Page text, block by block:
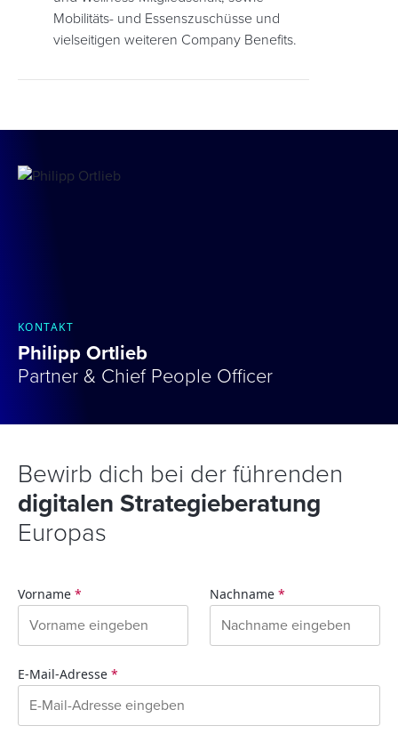
Mobilitäts- und Essenszuschüsse und
vielseitigen weiteren Company Benefits.
KONTAKT
Philipp Ortlieb
Partner & Chief People Officer
Bewirb dich bei der führenden
digitalen Strategieberatung
Europas
Vorname * Nachname *
E-Mail-Adresse *